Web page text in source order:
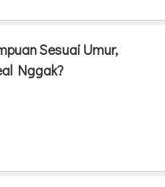
Sesuai Umur,
Nggak?